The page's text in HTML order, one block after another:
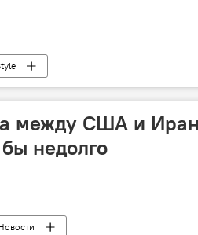
между США и
недолго